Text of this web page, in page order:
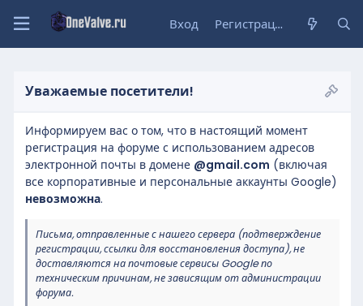
Вход Регистрация
Уважаемые посетители!
Информируем вас о том, что в настоящий момент
регистрация на форуме с использованием адресов
электронной почты в домене @gmail.com (включая
все корпоративные и персональные аккаунты Google)
невозможна.
Письма, отправленные с нашего сервера (подтверждение
регистрации, ссылки для восстановления доступа), не
доставляются на почтовые сервисы Google по
техническим причинам, не зависящим от администрации
форума.